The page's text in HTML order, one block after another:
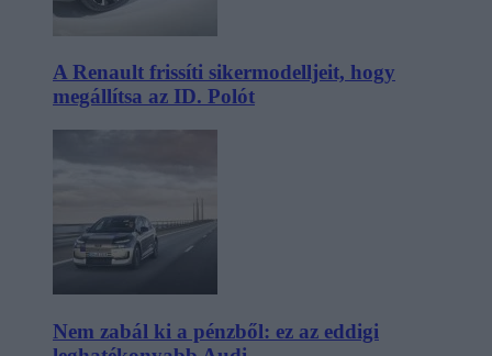
A Renault frissíti sikermodelljeit, hogy
megállítsa az ID. Polót
Nem zabál ki a pénzből: ez az eddigi